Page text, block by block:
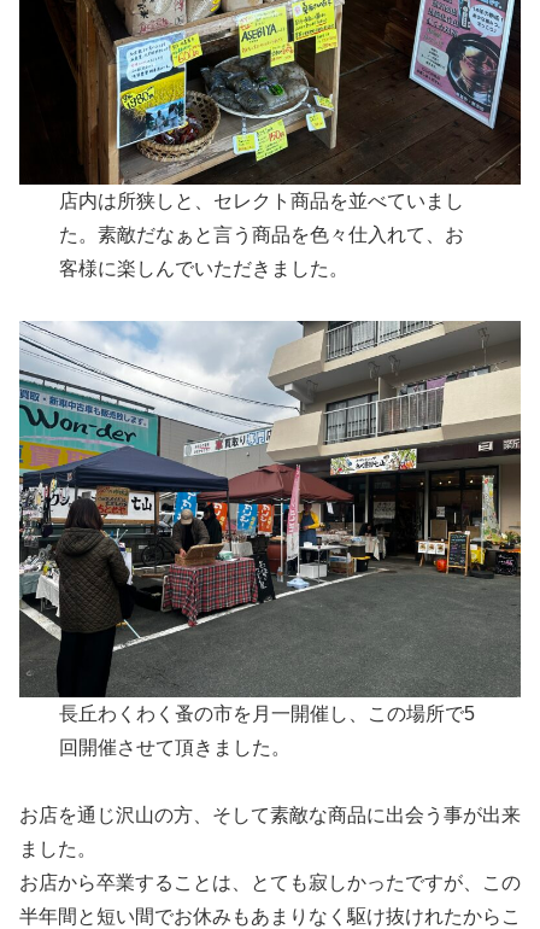
店内は所狭しと、セレクト商品を並べていまし
た。素敵だなぁと言う商品を色々仕入れて、お
客様に楽しんでいただきました。
長丘わくわく蚤の市を月一開催し、この場所で5
回開催させて頂きました。
お店を通じ沢山の方、そして素敵な商品に出会う事が出来
ました。
お店から卒業することは、とても寂しかったですが、この
半年間と短い間でお休みもあまりなく駆け抜けれたからこ